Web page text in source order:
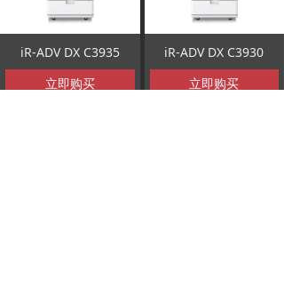
iR-ADV DX C3935
立即购买
iR-ADV DX C3930
立即购买